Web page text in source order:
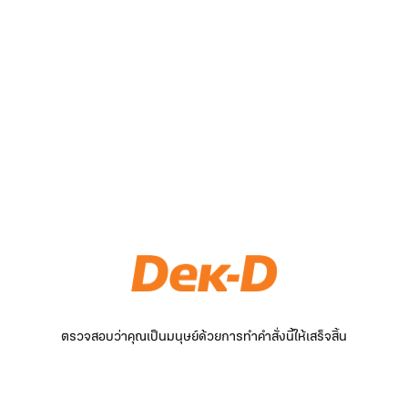
ตรวจสอบว่าคุณเป็นมนุษย์ด้วยการทำคำสั่งนี้ให้เสร็จสิ้น